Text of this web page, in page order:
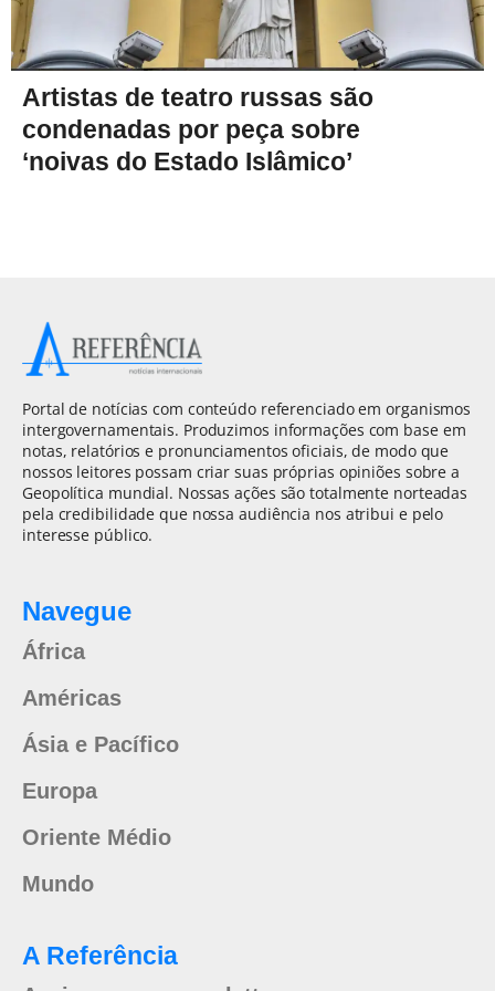
Artistas de teatro russas são
condenadas por peça sobre
‘noivas do Estado Islâmico’
Portal de notícias com conteúdo referenciado em organismos
intergovernamentais. Produzimos informações com base em
notas, relatórios e pronunciamentos oficiais, de modo que
nossos leitores possam criar suas próprias opiniões sobre a
Geopolítica mundial. Nossas ações são totalmente norteadas
pela credibilidade que nossa audiência nos atribui e pelo
interesse público.
Navegue
África
Américas
Ásia e Pacífico
Europa
Oriente Médio
Mundo
A Referência